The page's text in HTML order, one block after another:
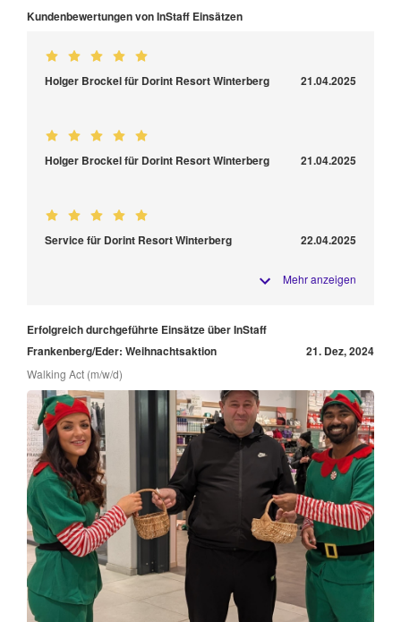
Kundenbewertungen von InStaff Einsätzen
Holger Brockel für Dorint Resort Winterberg 21.04.2025
Holger Brockel für Dorint Resort Winterberg 21.04.2025
Service für Dorint Resort Winterberg 22.04.2025
Mehr anzeigen
Erfolgreich durchgeführte Einsätze über InStaff
Frankenberg/Eder: Weihnachtsaktion
21. Dez, 2024
Walking Act (m/w/d)